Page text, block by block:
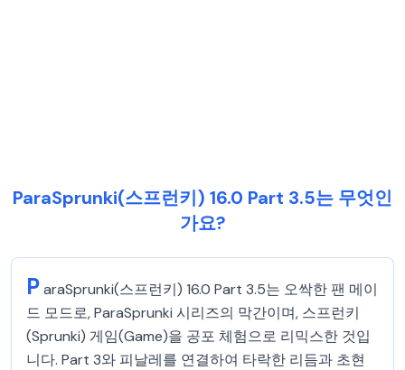
ParaSprunki(스프런키) 16.0 Part 3.5는 무엇인
가요?
ParaSprunki(스프런키) 16.0 Part 3.5는 오싹한 팬 메이
드 모드로, ParaSprunki 시리즈의 막간이며, 스프런키
(Sprunki) 게임(Game)을 공포 체험으로 리믹스한 것입
니다. Part 3와 피날레를 연결하여 타락한 리듬과 초현